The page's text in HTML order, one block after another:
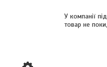
У компанії
товар не